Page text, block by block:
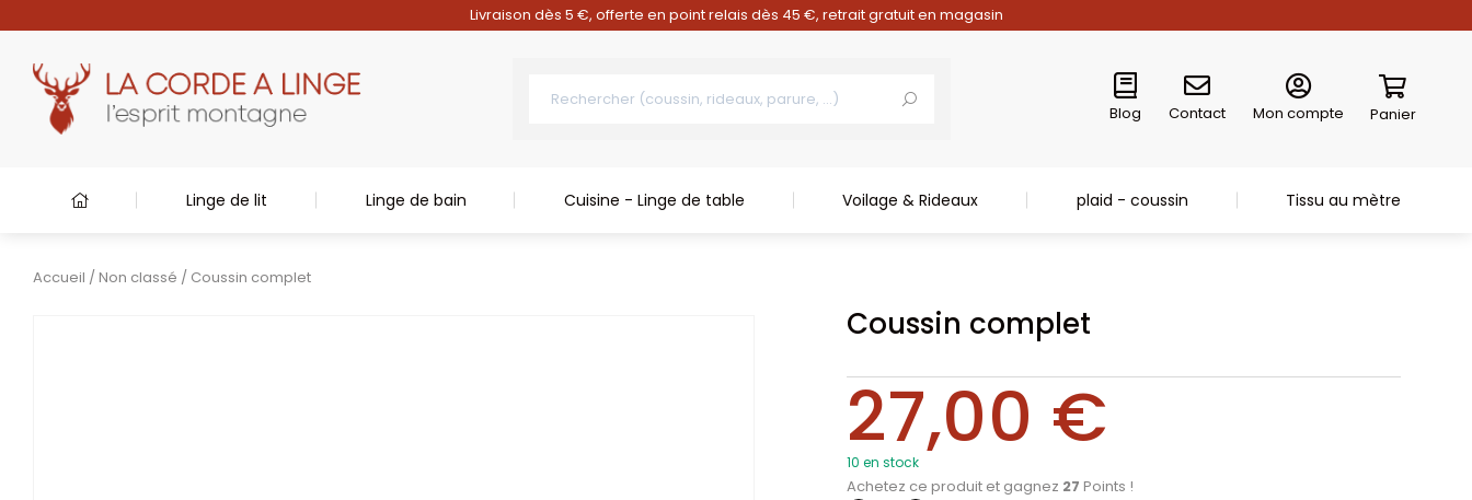
Livraison dès 5 €, offerte en point relais dès 45 €, retrait gratuit en magasin
Blog Contact Mon compte Panier
Linge de lit Linge de bain Cuisine - Linge de table Voilage & Rideaux plaid - coussin Tissu au mètre
Accueil / Non classé / Coussin complet
Coussin complet
27,00 €
10 en stock
Achetez ce produit et gagnez 27 Points !